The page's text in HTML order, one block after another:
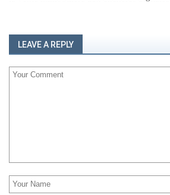
LEAVE A REPLY